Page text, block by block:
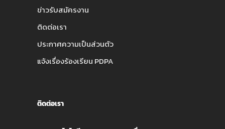
ข่าวรับสมัครงาน
ติดต่อเรา
ประกาศความเป็นส่วนตัว
แจ้งเรื่องร้องเรียน PDPA
ติดต่อเรา